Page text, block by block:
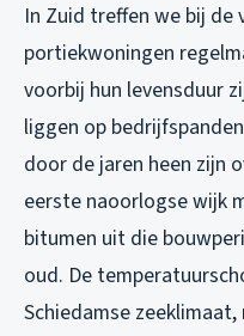
In Zuid treffen we bij
portiekwoningen
voorbij hun levensduur
liggen op
door de jaren heen zijn
eerste naoorlogse wijk
bitumen uit die
oud. De
Schiedamse